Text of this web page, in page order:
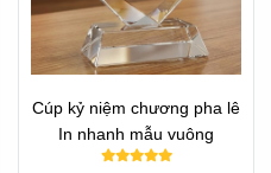
Quí khách chọn mẫu nào
bộ phận KD: 0901460008 /
Cúp kỷ niệm chương pha lê
In nhanh mẫu vuông